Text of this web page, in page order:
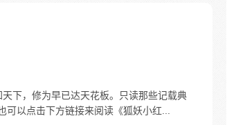
下，修为早已达天花板。只读那些记载典
以点击下方链接来阅读《狐妖小红...